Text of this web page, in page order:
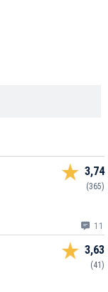
3,74
(365)
11
3,63
(41)